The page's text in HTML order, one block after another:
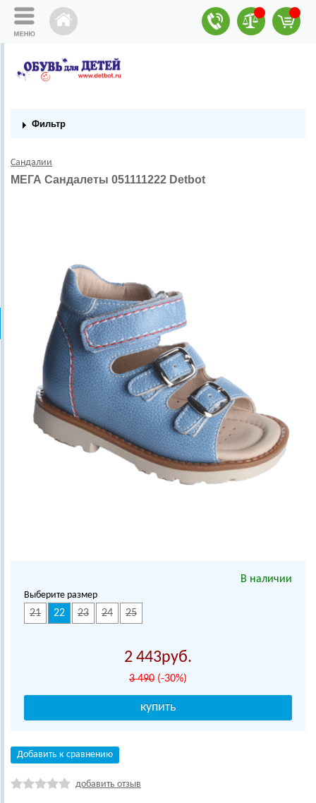
Фильтр
Сандалии
МЕГА Сандалеты 051111222 Detbot
В наличии
Выберите размер
21 22 23 24 25
2 443
3 490 (-30%)
Добавить к сравнению
добавить отзыв